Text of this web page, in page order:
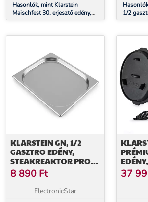
Hasonlók, mint Klarstein
Maischfest 30, erjesztő edény,
30 l, erjesztő cső, 304
1/2
Pro
KLARSTEIN GN, 1/2
GASZTRO EDÉNY,
STEAKREAKTOR PRO
GRILLHEZ,
ROZSDAMENTES ACÉL
8 890 Ft
ElectronicStar
37